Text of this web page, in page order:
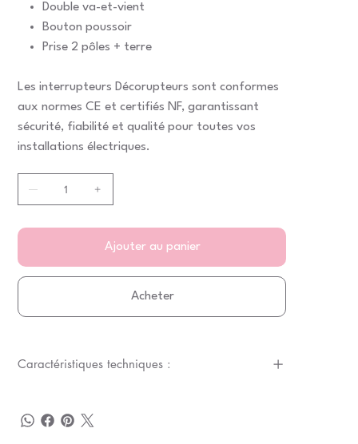
Double va-et-vient
Bouton poussoir
Prise 2 pôles + terre
Les interrupteurs Décorupteurs sont conformes
aux normes CE et certifiés NF, garantissant
sécurité, fiabilité et qualité pour toutes vos
installations électriques.
Ajouter au panier
Acheter
Caractéristiques techniques :